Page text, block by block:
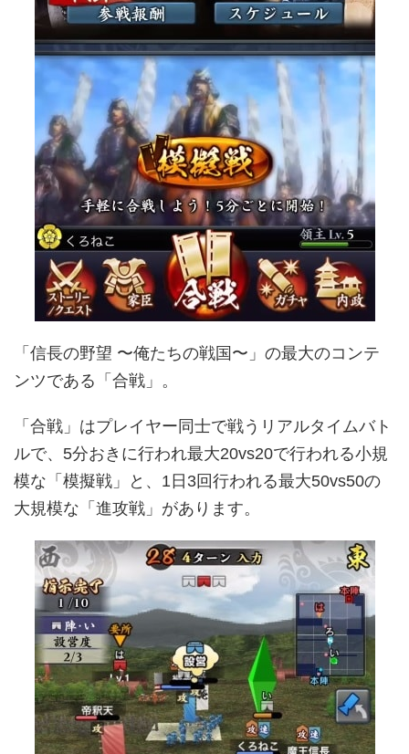
「信長の野望 〜俺たちの戦国〜」の最大のコンテ
ンツである「合戦」。
「合戦」はプレイヤー同士で戦うリアルタイムバト
ルで、5分おきに行われ最大20vs20で行われる小規
模な「模擬戦」と、1日3回行われる最大50vs50の
大規模な「進攻戦」があります。